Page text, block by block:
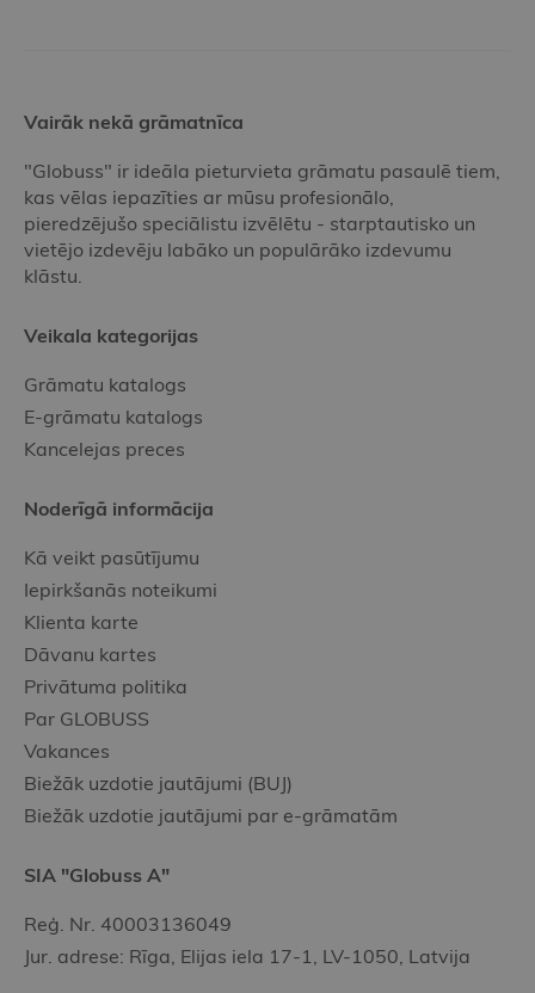
Vairāk nekā grāmatnīca
"Globuss" ir ideāla pieturvieta grāmatu pasaulē tiem,
kas vēlas iepazīties ar mūsu profesionālo,
pieredzējušo speciālistu izvēlētu - starptautisko un
vietējo izdevēju labāko un populārāko izdevumu
klāstu.
Veikala kategorijas
Grāmatu katalogs
E-grāmatu katalogs
Kancelejas preces
Noderīgā informācija
Kā veikt pasūtījumu
Iepirkšanās noteikumi
Klienta karte
Dāvanu kartes
Privātuma politika
Par GLOBUSS
Vakances
Biežāk uzdotie jautājumi (BUJ)
Biežāk uzdotie jautājumi par e-grāmatām
SIA "Globuss A"
Reģ. Nr. 40003136049
Jur. adrese: Rīga, Elijas iela 17-1, LV-1050, Latvija